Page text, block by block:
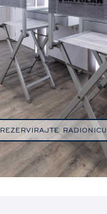
REZERVIRAJTE RADIONICU